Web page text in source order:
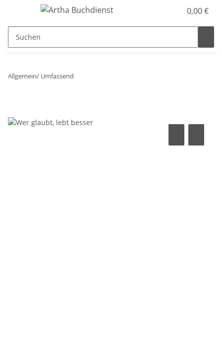
0,00 €
Allgemein/ Umfassend